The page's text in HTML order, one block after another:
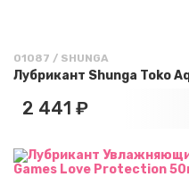
01087 / SHUNGA
Лубрикант Shunga Toko
2 441 ₽